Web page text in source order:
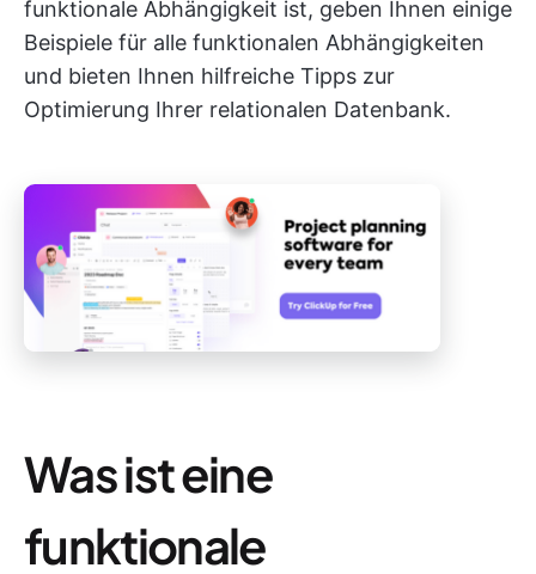
funktionale Abhängigkeit ist, geben Ihnen einige
Beispiele für alle funktionalen Abhängigkeiten
und bieten Ihnen hilfreiche Tipps zur
Optimierung Ihrer relationalen Datenbank.
Was ist eine
funktionale